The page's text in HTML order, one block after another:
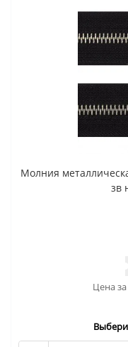
Молния
зв
Цена